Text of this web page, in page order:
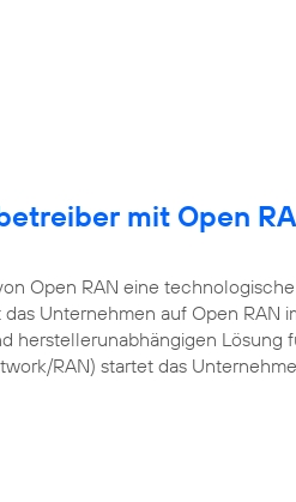
mit Open
Open RAN eine
Unternehmen auf Open RAN
herstellerunabhängigen Lösung
RAN) startet das